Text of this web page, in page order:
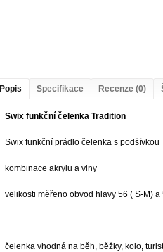
Popis Specifikace Recenze (0)
Swix funkční čelenka Tradition
Swix funkční prádlo čelenka s podšívkou
kombinace akrylu a vlny
velikosti měřeno obvod hlavy 56 ( S-M) a
čelenka vhodná na běh, běžky, kolo,